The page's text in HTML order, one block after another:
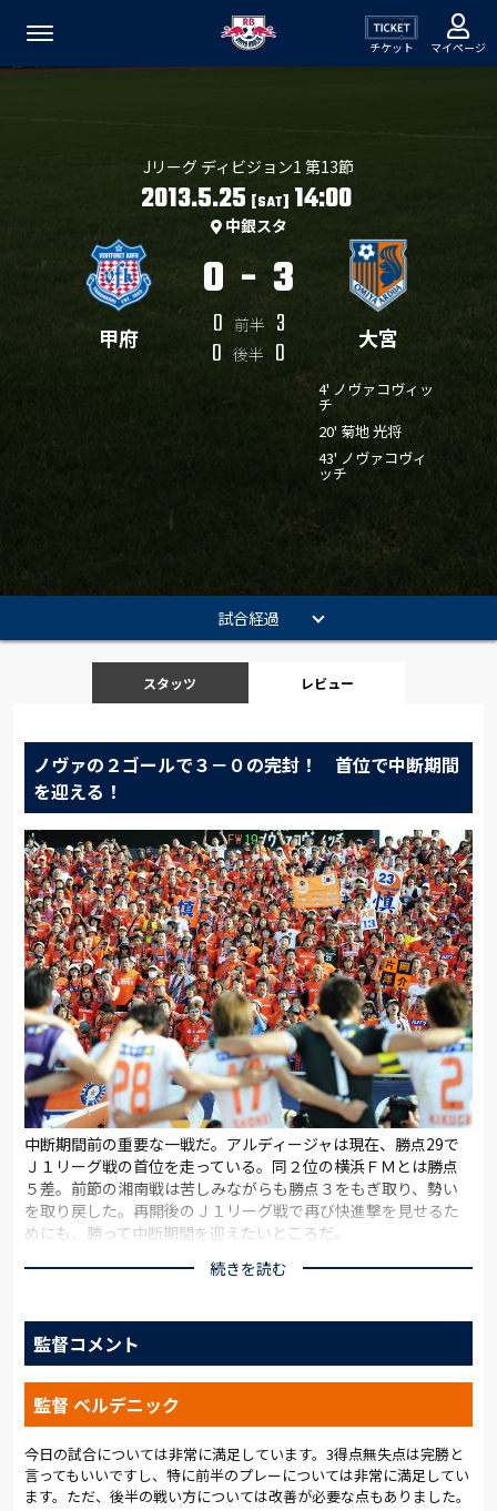
チケット マイページ
Jリーグ ディビジョン1 第13節
2013.5.25 [SAT]14:00
中銀スタ
甲府
0 - 3
0 前半 3
0 後半 0 大宮
4' ノヴァコヴィッ
チ
20' 菊地 光将
43' ノヴァコヴィ
ッチ
試合経過
スタッツ レビュー
ノヴァの２ゴールで３－０の完封！ 首位で中断期間
を迎える！
中断期間前の重要な一戦だ。アルディージャは現在、勝点29で
Ｊ１リーグ戦の首位を走っている。同２位の横浜ＦＭとは勝点
５差。前節の湘南戦は苦しみながらも勝点３をもぎ取り、勢い
を取り戻した。再開後のＪ１リーグ戦で再び快進撃を見せるた
めにも、勝って中断期間を迎えたいところだ。
甲府とは今シーズン、ヤマザキナビスコカップの第４節で対戦し
方は悪くなかったが、前半の２失点が重くのしかかった。途中
出場のズラタンが一矢報いたものの、ＰＫで３点目を許し悔し
い敗戦となった。今日の一戦は、リベンジマッチでもある。山
梨中銀スタジアムには大勢のアルディージャサポーターが駆け付
け、アウェイ側のスタンドをオレンジに染めた。14時４分。熱
戦の火ぶたが切って落とされた。
あっという間の出来事だった。甲府のキックオフからわずか数
十秒。高い位置でボールを奪ったアルディージャがショートカウ
続きを読む
監督コメント
監督 ベルデニック
今日の試合については非常に満足しています。3得点無失点は完勝と
言ってもいいですし、特に前半のプレーについては非常に満足してい
ます。ただ、後半の戦い方については改善が必要な点もありました。